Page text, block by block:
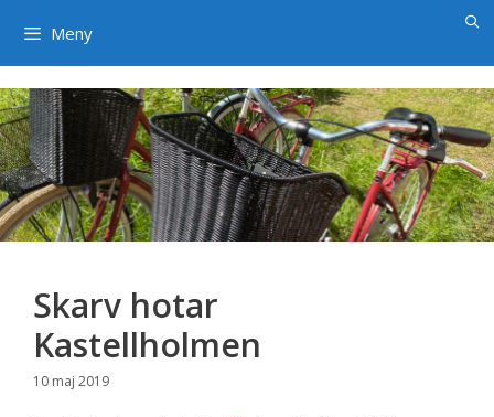
Meny
Skarv hotar
Kastellholmen
10 maj 2019
×